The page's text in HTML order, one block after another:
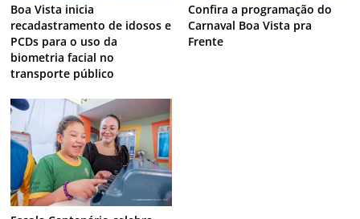
Boa Vista inicia
recadastramento de idosos e
PCDs para o uso da
biometria facial no
transporte público
Confira a programação do
Carnaval Boa Vista pra
Frente